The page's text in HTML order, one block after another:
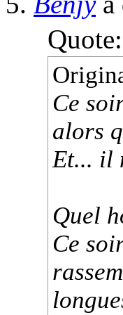
Quote:
Ce
alors
Et... il
Quel
Ce